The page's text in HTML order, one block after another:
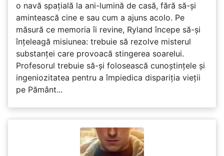
o navă spațială la ani-lumină de casă, fără să-și
amintească cine e sau cum a ajuns acolo. Pe
măsură ce memoria îi revine, Ryland începe să-și
înțeleagă misiunea: trebuie să rezolve misterul
substanței care provoacă stingerea soarelui.
Profesorul trebuie să-și folosească cunoștințele și
ingeniozitatea pentru a împiedica dispariția vieții
pe Pământ...